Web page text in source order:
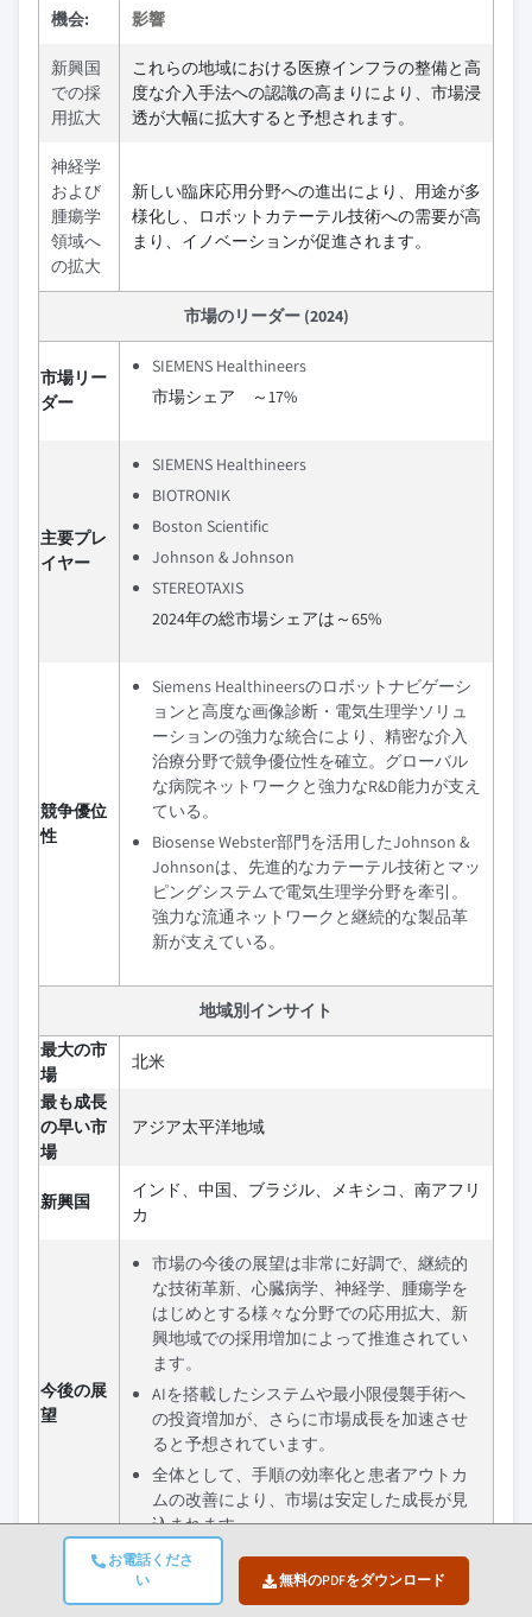
お電話くださ
い
無料のPDFをダウンロード
機会: 影響
新興国
での採
用拡大
これらの地域における医療インフラの整備と高
度な介入手法への認識の高まりにより、市場浸
透が大幅に拡大すると予想されます。
神経学
および
腫瘍学
領域へ
の拡大
新しい臨床応用分野への進出により、用途が多
様化し、ロボットカテーテル技術への需要が高
まり、イノベーションが促進されます。
市場のリーダー (2024)
市場リー
ダー
SIEMENS Healthineers
市場シェア ～17%
主要プレ
イヤー
SIEMENS Healthineers
BIOTRONIK
Boston Scientific
Johnson & Johnson
STEREOTAXIS
2024年の総市場シェアは～65%
競争優位
性
Siemens Healthineersのロボットナビゲーシ
ョンと高度な画像診断・電気生理学ソリュ
ーションの強力な統合により、精密な介入
治療分野で競争優位性を確立。グローバル
な病院ネットワークと強力なR&D能力が支え
ている。
Biosense Webster部門を活用したJohnson &
Johnsonは、先進的なカテーテル技術とマッ
ピングシステムで電気生理学分野を牽引。
強力な流通ネットワークと継続的な製品革
新が支えている。
地域別インサイト
最大の市
場
北米
最も成長
の早い市
場
アジア太平洋地域
新興国
インド、中国、ブラジル、メキシコ、南アフリ
カ
今後の展
望
市場の今後の展望は非常に好調で、継続的
な技術革新、心臓病学、神経学、腫瘍学を
はじめとする様々な分野での応用拡大、新
興地域での採用増加によって推進されてい
ます。
AIを搭載したシステムや最小限侵襲手術へ
の投資増加が、さらに市場成長を加速させ
ると予想されています。
全体として、手順の効率化と患者アウトカ
ムの改善により、市場は安定した成長が見
込まれます。
この市場における成長の機会は何でしょうか?